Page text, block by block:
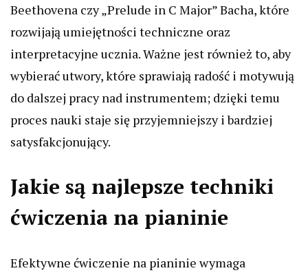
Beethovena czy „Prelude in C Major” Bacha, które
rozwijają umiejętności techniczne oraz
interpretacyjne ucznia. Ważne jest również to, aby
wybierać utwory, które sprawiają radość i motywują
do dalszej pracy nad instrumentem; dzięki temu
proces nauki staje się przyjemniejszy i bardziej
satysfakcjonujący.
Jakie są najlepsze techniki
ćwiczenia na pianinie
Efektywne ćwiczenie na pianinie wymaga